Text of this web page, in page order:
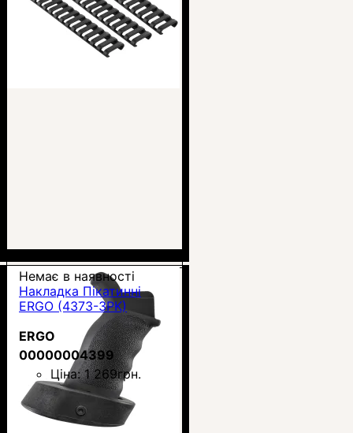
Немає в наявності
Накладка Пікатинні
ERGO (4373-3PK)
ERGO
00000004399
Ціна:1 269грн.